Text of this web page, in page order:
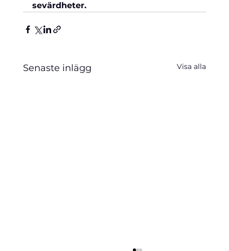
sevärdheter.
Senaste inlägg Visa alla